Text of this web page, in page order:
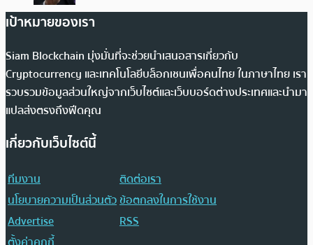
เป้าหมายของเรา
Siam Blockchain มุ่งมั่นที่จะช่วยนำเสนอสารเกี่ยวกับ
Cryptocurrency และเทคโนโลยีบล็อกเชนเพื่อคนไทย ในภาษาไทย เรา
รวบรวมข้อมูลส่วนใหญ่จากเว็บไซต์และเว็บบอร์ดต่างประเทศและนำมา
แปลส่งตรงถึงฟีดคุณ
เกี่ยวกับเว็บไซต์นี้
ทีมงาน
ติดต่อเรา
นโยบายความเป็นส่วนตัวข้อตกลงในการใช้งาน
Advertise
RSS